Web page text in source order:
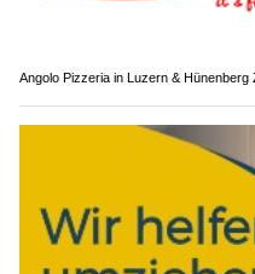
Angolo Pizzeria in Luzern &